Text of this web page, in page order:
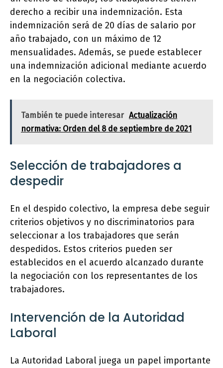
derecho a recibir una indemnización. Esta
indemnización será de 20 días de salario por
año trabajado, con un máximo de 12
mensualidades. Además, se puede establecer
una indemnización adicional mediante acuerdo
en la negociación colectiva.
También te puede interesar Actualización
normativa: Orden del 8 de septiembre de 2021
Selección de trabajadores a
despedir
En el despido colectivo, la empresa debe seguir
criterios objetivos y no discriminatorios para
seleccionar a los trabajadores que serán
despedidos. Estos criterios pueden ser
establecidos en el acuerdo alcanzado durante
la negociación con los representantes de los
trabajadores.
Intervención de la Autoridad
Laboral
La Autoridad Laboral juega un papel importante